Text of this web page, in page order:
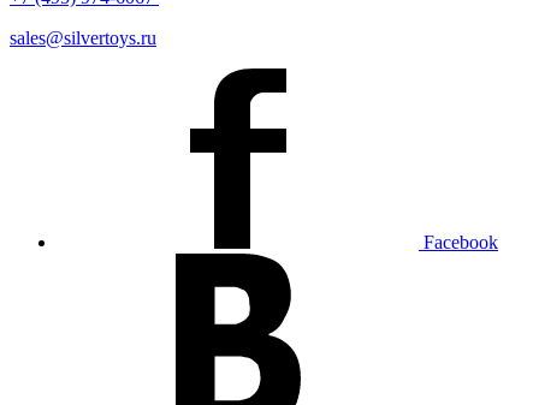
sales@silvertoys.ru
Facebook